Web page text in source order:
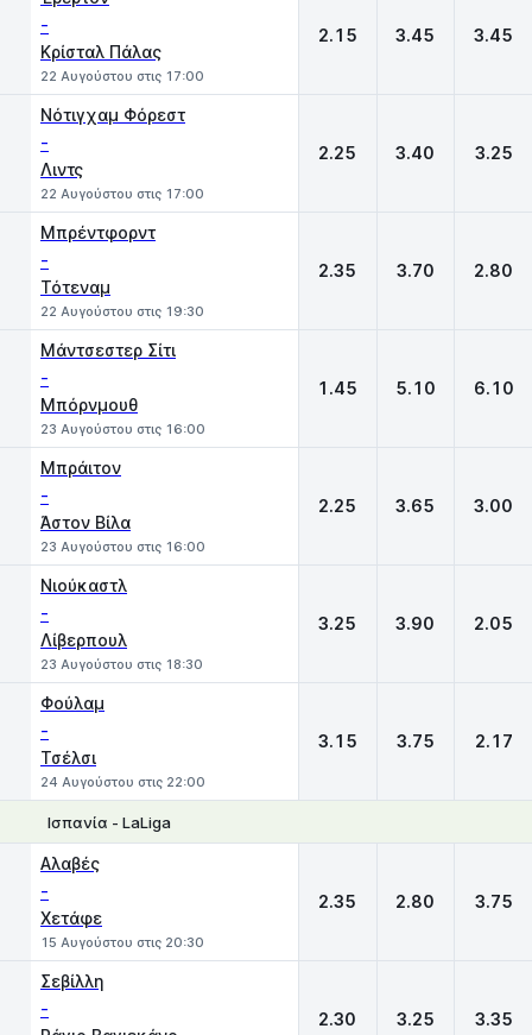
-
Κρίσταλ Πάλας
22 Αυγούστου στις 17:00
2.15 3.45 3.45
Νότιγχαμ Φόρεστ
-
Λιντς
22 Αυγούστου στις 17:00
2.25 3.40 3.25
Μπρέντφορντ
-
Τότεναμ
22 Αυγούστου στις 19:30
2.35 3.70 2.80
Μάντσεστερ Σίτι
-
Μπόρνμουθ
23 Αυγούστου στις 16:00
1.45 5.10 6.10
Μπράιτον
-
Άστον Βίλα
23 Αυγούστου στις 16:00
2.25 3.65 3.00
Νιούκαστλ
-
Λίβερπουλ
23 Αυγούστου στις 18:30
3.25 3.90 2.05
Φούλαμ
-
Τσέλσι
24 Αυγούστου στις 22:00
3.15 3.75 2.17
Ισπανία - LaLiga
Αλαβές
-
Χετάφε
15 Αυγούστου στις 20:30
2.35 2.80 3.75
Σεβίλλη
- 2.30 3.25 3.35